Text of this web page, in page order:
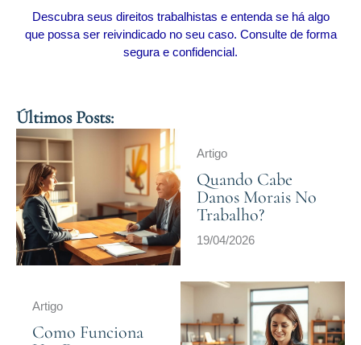
Descubra seus direitos trabalhistas e entenda se há algo
que possa ser reivindicado no seu caso. Consulte de forma
segura e confidencial.
Últimos Posts:
Artigo
Quando Cabe
Danos Morais No
Trabalho?
19/04/2026
Artigo
Como Funciona